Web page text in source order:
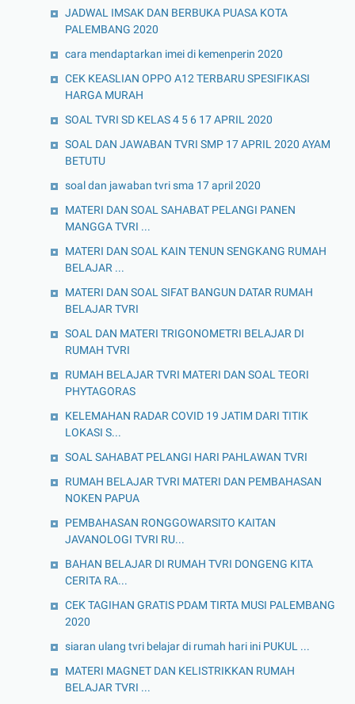
JADWAL IMSAK DAN BERBUKA PUASA KOTA
PALEMBANG 2020
cara mendaptarkan imei di kemenperin 2020
CEK KEASLIAN OPPO A12 TERBARU SPESIFIKASI
HARGA MURAH
SOAL TVRI SD KELAS 4 5 6 17 APRIL 2020
SOAL DAN JAWABAN TVRI SMP 17 APRIL 2020 AYAM
BETUTU
soal dan jawaban tvri sma 17 april 2020
MATERI DAN SOAL SAHABAT PELANGI PANEN
MANGGA TVRI ...
MATERI DAN SOAL KAIN TENUN SENGKANG RUMAH
BELAJAR ...
MATERI DAN SOAL SIFAT BANGUN DATAR RUMAH
BELAJAR TVRI
SOAL DAN MATERI TRIGONOMETRI BELAJAR DI
RUMAH TVRI
RUMAH BELAJAR TVRI MATERI DAN SOAL TEORI
PHYTAGORAS
KELEMAHAN RADAR COVID 19 JATIM DARI TITIK
LOKASI S...
SOAL SAHABAT PELANGI HARI PAHLAWAN TVRI
RUMAH BELAJAR TVRI MATERI DAN PEMBAHASAN
NOKEN PAPUA
PEMBAHASAN RONGGOWARSITO KAITAN
JAVANOLOGI TVRI RU...
BAHAN BELAJAR DI RUMAH TVRI DONGENG KITA
CERITA RA...
CEK TAGIHAN GRATIS PDAM TIRTA MUSI PALEMBANG
2020
siaran ulang tvri belajar di rumah hari ini PUKUL ...
MATERI MAGNET DAN KELISTRIKKAN RUMAH
BELAJAR TVRI ...